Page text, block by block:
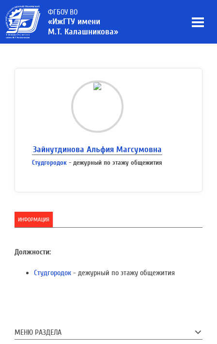
ФГБОУ ВО
«ИжГТУ имени
М.Т. Калашникова»
Зайнутдинова Альфия Магсумовна
Студгородок - дежурный по этажу общежития
ИНФОРМАЦИЯ
Должности:
Студгородок - дежурный по этажу общежития
МЕНЮ РАЗДЕЛА